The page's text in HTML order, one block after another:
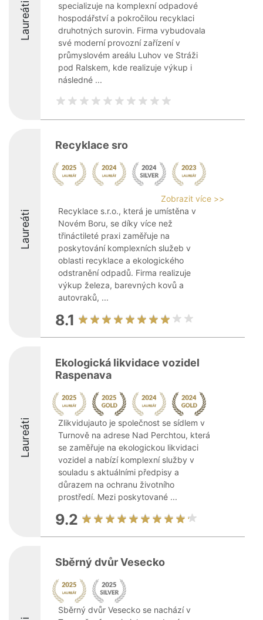
Laureáti
specializuje na komplexní odpadové
hospodářství a pokročilou recyklaci
druhotných surovin. Firma vybudovala
své moderní provozní zařízení v
průmyslovém areálu Luhov ve Stráži
pod Ralskem, kde realizuje výkup i
následné ...
Laureáti
Recyklace sro
Zobrazit více >>
Recyklace s.r.o., která je umístěna v
Novém Boru, se díky více než
třináctileté praxi zaměřuje na
poskytování komplexních služeb v
oblasti recyklace a ekologického
odstranění odpadů. Firma realizuje
výkup železa, barevných kovů a
autovraků, ...
8.1
Laureáti
Ekologická likvidace vozidel
Raspenava
Zlikvidujauto je společnost se sídlem v
Turnově na adrese Nad Perchtou, která
se zaměřuje na ekologickou likvidaci
vozidel a nabízí komplexní služby v
souladu s aktuálními předpisy a
důrazem na ochranu životního
prostředí. Mezi poskytované ...
9.2
Sběrný dvůr Vesecko
Sběrný dvůr Vesecko se nachází v